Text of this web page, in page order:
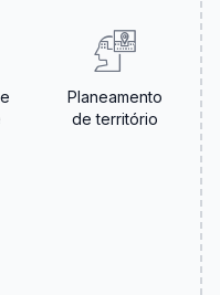
Planeamento
de território